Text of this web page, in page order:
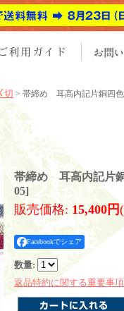
切 > 帯締め 耳高内記片銅四
帯締め 耳高内記片
05]
販売価格: 15,400円
Facebookでシェア
数量:
返品特約に関する重要事項